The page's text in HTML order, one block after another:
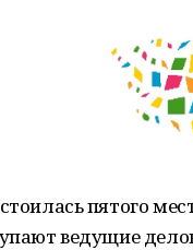
пятого
ведущие